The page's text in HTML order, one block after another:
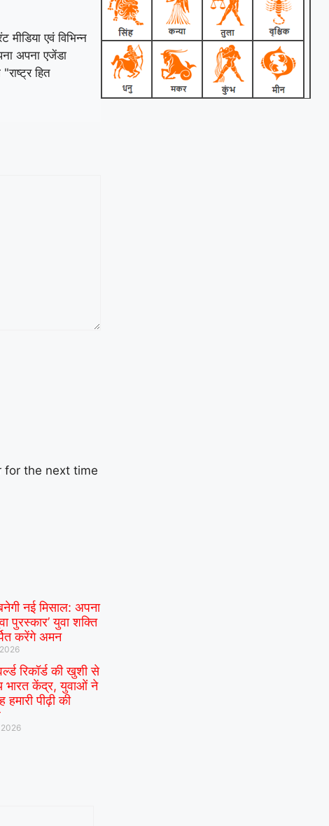
एवं विभिन्न
अपना एजेंडा
हित
for the next time
नई मिसाल: अपना
पुरस्कार’ युवा शक्ति
करेंगे अमन
रिकॉर्ड की खुशी से
भारत केंद्र, युवाओं ने
पीढ़ी की